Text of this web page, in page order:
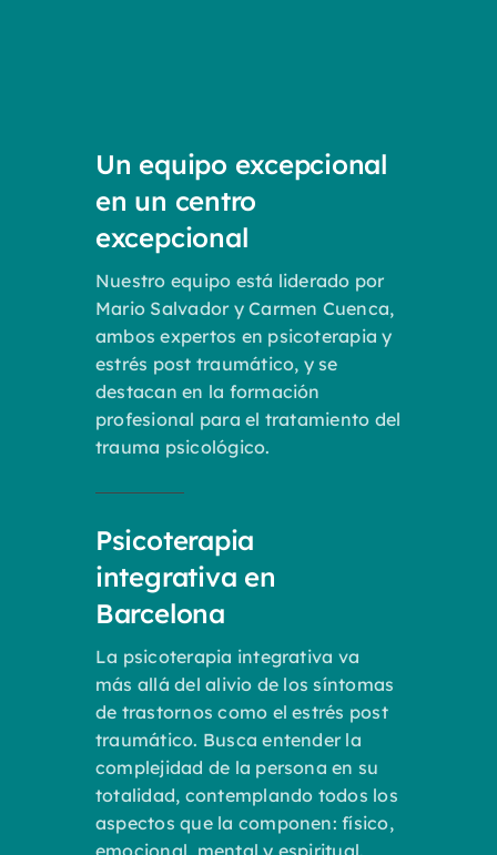
Un equipo excepcional
en un centro
excepcional
Nuestro equipo está liderado por
Mario Salvador y Carmen Cuenca,
ambos expertos en psicoterapia y
estrés post traumático, y se
destacan en la formación
profesional para el tratamiento del
trauma psicológico.
Psicoterapia
integrativa en
Barcelona
La psicoterapia integrativa va
más allá del alivio de los síntomas
de trastornos como el estrés post
traumático. Busca entender la
complejidad de la persona en su
totalidad, contemplando todos los
aspectos que la componen: físico,